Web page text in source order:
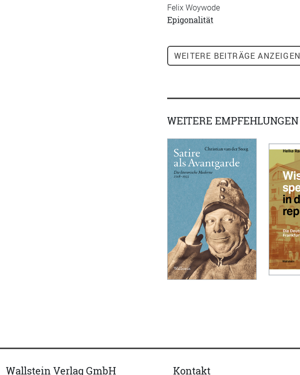
Felix Woywode
Epigonalität
WEITERE BEITRÄGE ANZEIGEN
WEITERE EMPFEHLUNGEN
Wallstein Verlag GmbH Kontakt